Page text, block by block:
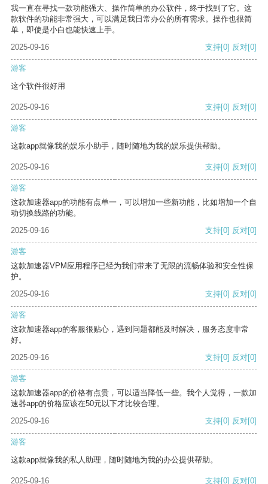
我一直在寻找一款功能强大、操作简单的办公软件，终于找到了它。这
款软件的功能非常强大，可以满足我日常办公的所有需求。操作也很简
单，即使是小白也能快速上手。
2025-09-16
支持[0] 反对[0]
游客
这个软件很好用
2025-09-16 支持[0] 反对[0]
游客
这款app就像我的娱乐小助手，随时随地为我的娱乐提供帮助。
2025-09-16 支持[0] 反对[0]
游客
这款加速器app的功能有点单一，可以增加一些新功能，比如增加一个自
动切换线路的功能。
2025-09-16
支持[0] 反对[0]
游客
这款加速器VPM应用程序已经为我们带来了无限的流畅体验和安全性保
护。
2025-09-16
支持[0] 反对[0]
游客
这款加速器app的客服很贴心，遇到问题都能及时解决，服务态度非常
好。
2025-09-16
支持[0] 反对[0]
游客
这款加速器app的价格有点贵，可以适当降低一些。我个人觉得，一款加
速器app的价格应该在50元以下才比较合理。
2025-09-16
支持[0] 反对[0]
游客
这款app就像我的私人助理，随时随地为我的办公提供帮助。
2025-09-16 支持[0] 反对[0]